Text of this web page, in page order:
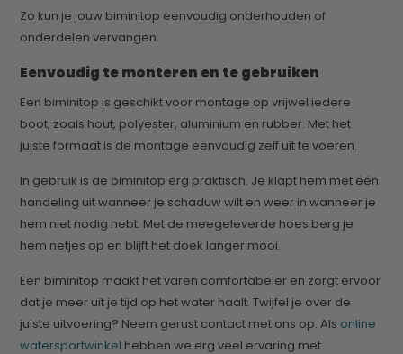
Zo kun je jouw biminitop eenvoudig onderhouden of
onderdelen vervangen.
Eenvoudig te monteren en te gebruiken
Een biminitop is geschikt voor montage op vrijwel iedere
boot, zoals hout, polyester, aluminium en rubber. Met het
juiste formaat is de montage eenvoudig zelf uit te voeren.
In gebruik is de biminitop erg praktisch. Je klapt hem met één
handeling uit wanneer je schaduw wilt en weer in wanneer je
hem niet nodig hebt. Met de meegeleverde hoes berg je
hem netjes op en blijft het doek langer mooi.
Een biminitop maakt het varen comfortabeler en zorgt ervoor
dat je meer uit je tijd op het water haalt. Twijfel je over de
juiste uitvoering? Neem gerust contact met ons op. Als online
watersportwinkel hebben we erg veel ervaring met